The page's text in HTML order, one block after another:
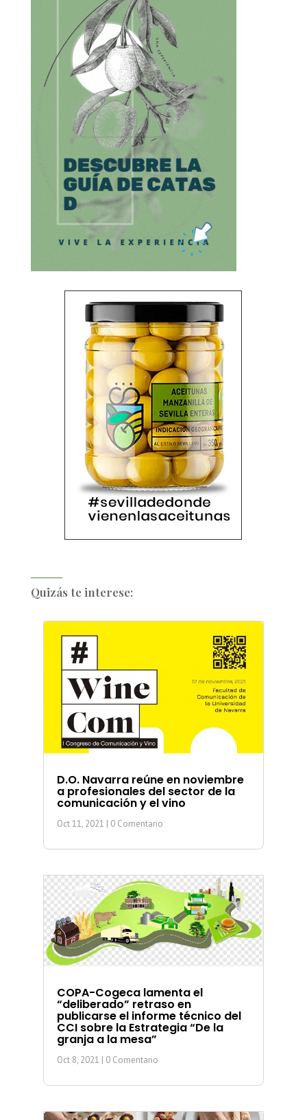
Quizás te interese:
D.O. Navarra reúne en noviembre
a profesionales del sector de la
comunicación y el vino
Oct 11, 2021 | 0 Comentario
COPA-Cogeca lamenta el
“deliberado” retraso en
publicarse el informe técnico del
CCI sobre la Estrategia “De la
granja a la mesa”
Oct 8, 2021 | 0 Comentario